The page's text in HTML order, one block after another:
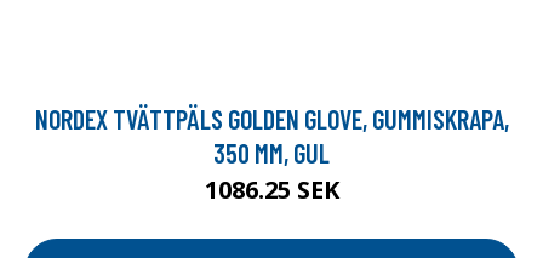
NORDEX TVÄTTPÄLS GOLDEN GLOVE, GUMMISKRAPA,
350 MM, GUL
1086.25 SEK